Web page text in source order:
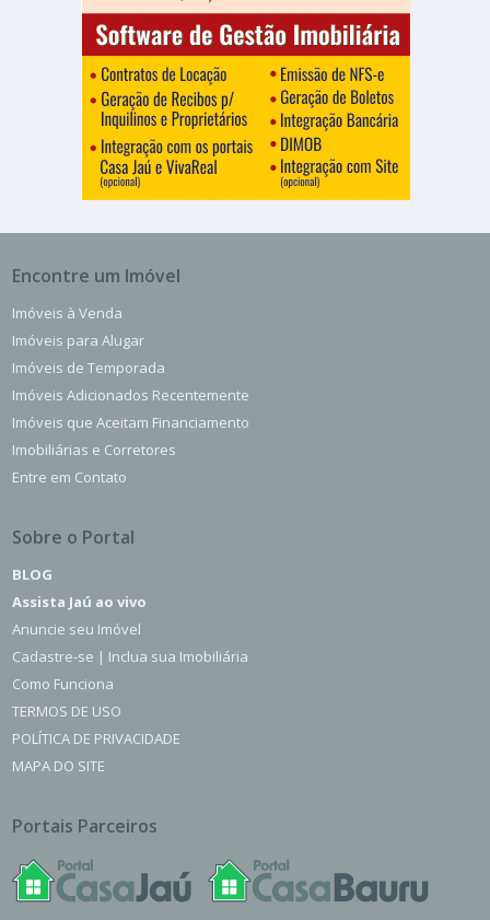
Encontre um Imóvel
Imóveis à Venda
Imóveis para Alugar
Imóveis de Temporada
Imóveis Adicionados Recentemente
Imóveis que Aceitam Financiamento
Imobiliárias e Corretores
Entre em Contato
Sobre o Portal
BLOG
Assista Jaú ao vivo
Anuncie seu Imóvel
Cadastre-se | Inclua sua Imobiliária
Como Funciona
TERMOS DE USO
POLÍTICA DE PRIVACIDADE
MAPA DO SITE
Portais Parceiros